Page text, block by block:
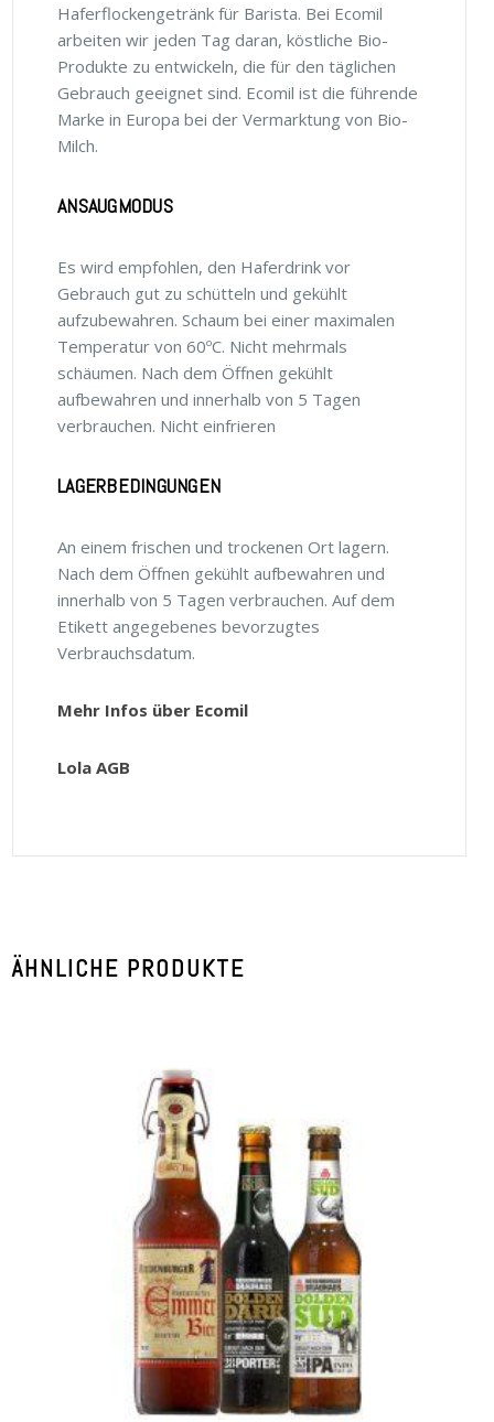
Haferflockengetränk für Barista. Bei Ecomil
arbeiten wir jeden Tag daran, köstliche Bio-
Produkte zu entwickeln, die für den täglichen
Gebrauch geeignet sind. Ecomil ist die führende
Marke in Europa bei der Vermarktung von Bio-
Milch.
ANSAUGMODUS
Es wird empfohlen, den Haferdrink vor
Gebrauch gut zu schütteln und gekühlt
aufzubewahren. Schaum bei einer maximalen
Temperatur von 60ºC. Nicht mehrmals
schäumen. Nach dem Öffnen gekühlt
aufbewahren und innerhalb von 5 Tagen
verbrauchen. Nicht einfrieren
LAGERBEDINGUNGEN
An einem frischen und trockenen Ort lagern.
Nach dem Öffnen gekühlt aufbewahren und
innerhalb von 5 Tagen verbrauchen. Auf dem
Etikett angegebenes bevorzugtes
Verbrauchsdatum.
Mehr Infos über Ecomil
Lola AGB
ÄHNLICHE PRODUKTE